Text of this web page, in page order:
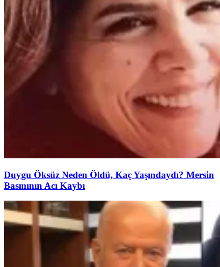
Duygu Öksüz Neden Öldü, Kaç Yaşındaydı? Mersin
Basınının Acı Kaybı